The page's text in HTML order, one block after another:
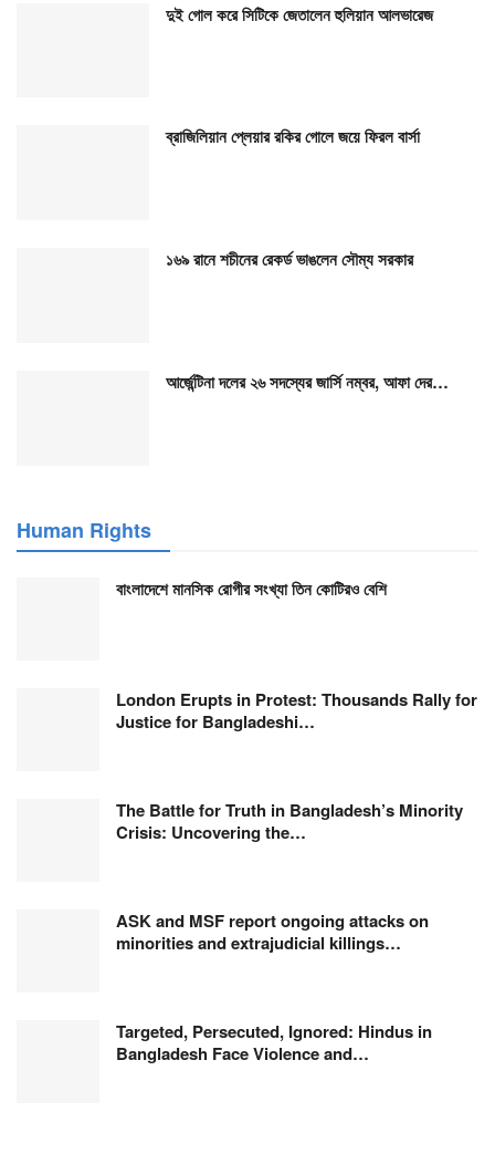
দুই গোল করে সিটিকে জেতালেন হুলিয়ান আলভারেজ
ব্রাজিলিয়ান প্লেয়ার রকির গোলে জয়ে ফিরল বার্সা
১৬৯ রানে শচীনের রেকর্ড ভাঙলেন সৌম্য সরকার
আর্জেন্টিনা দলের ২৬ সদস্যের জার্সি নম্বর, আফা দের…
Human Rights
বাংলাদেশে মানসিক রোগীর সংখ্যা তিন কোটিরও বেশি
London Erupts in Protest: Thousands Rally for
Justice for Bangladeshi…
The Battle for Truth in Bangladesh’s Minority
Crisis: Uncovering the…
ASK and MSF report ongoing attacks on
minorities and extrajudicial killings…
Targeted, Persecuted, Ignored: Hindus in
Bangladesh Face Violence and…